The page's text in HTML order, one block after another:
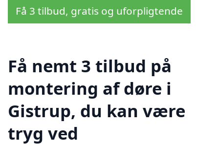
Få 3 tilbud, gratis og uforpligtende
Få nemt 3 tilbud på
montering af døre i
Gistrup, du kan være
tryg ved